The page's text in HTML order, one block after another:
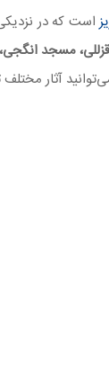
است که در نزدیکی
مسجد
آثار